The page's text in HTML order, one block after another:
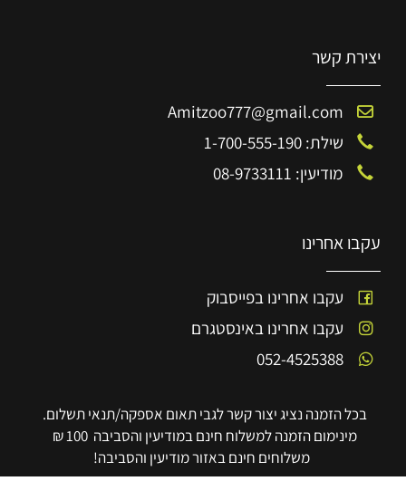
יצירת קשר
Amitzoo777@gmail.com
שילת: 1-700-555-190
מודיעין: 08-9733111
עקבו אחרינו
עקבו אחרינו בפייסבוק
עקבו אחרינו באינסטגרם
052-4525388
בכל הזמנה נציג יצור קשר לגבי תאום אספקה/תנאי תשלום.
מינימום הזמנה למשלוח חינם במודיעין והסביבה 100 ₪
משלוחים חינם באזור מודיעין והסביבה!